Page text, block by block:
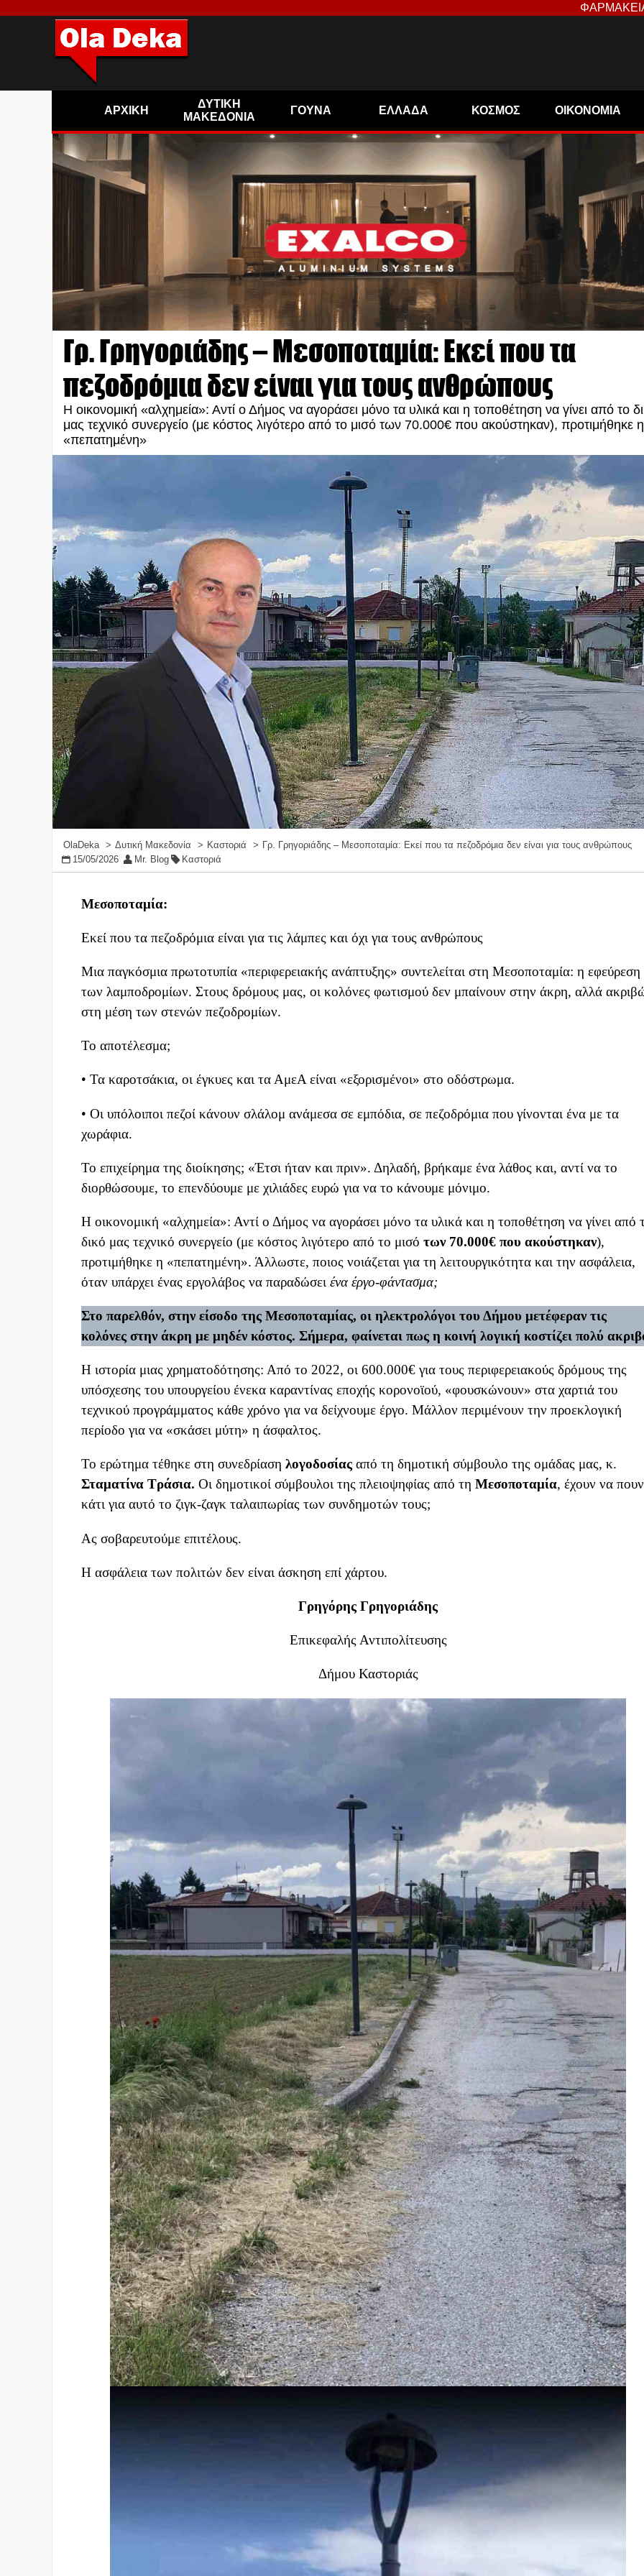
ΑΡΧΙΚΗ
ΔΥΤΙΚΗ
ΜΑΚΕΔΟΝΙΑ
ΓΟΥΝΑ ΕΛΛΑΔΑ ΚΟΣΜΟΣ ΟΙΚΟΝΟΜΙΑ
Γρ. Γρηγοριάδης – Μεσοποταμία: Εκεί που τα
πεζοδρόμια δεν είναι για τους ανθρώπους
Η οικονομική «αλχημεία»: Αντί ο Δήμος να αγοράσει μόνο τα υλικά και η τοποθέτηση να γίνει από το
μας τεχνικό συνεργείο (με κόστος λιγότερο από το μισό των 70.000€ που ακούστηκαν), προτιμήθηκε η
«πεπατημένη»
OlaDeka Δυτική Μακεδονία Καστοριά
Γρ. Γρηγοριάδης – Μεσοποταμία: Εκεί που τα πεζοδρόμια δεν είναι για τους ανθρώπους
15/05/2026
Mr. Blog Καστοριά
Μεσοποταμία:
Εκεί που τα πεζοδρόμια είναι για τις λάμπες και όχι για τους ανθρώπους
Μια παγκόσμια πρωτοτυπία «περιφερειακής ανάπτυξης» συντελείται στη Μεσοποταμία: η εφεύρεση
των λαμποδρομίων. Στους δρόμους μας, οι κολόνες φωτισμού δεν μπαίνουν στην άκρη, αλλά
στη μέση των στενών πεζοδρομίων.
Το αποτέλεσμα;
• Τα καροτσάκια, οι έγκυες και τα ΑμεΑ είναι «εξορισμένοι» στο οδόστρωμα.
• Οι υπόλοιποι πεζοί κάνουν σλάλομ ανάμεσα σε εμπόδια, σε πεζοδρόμια που γίνονται ένα με τα
χωράφια.
Το επιχείρημα της διοίκησης; «Έτσι ήταν και πριν». Δηλαδή, βρήκαμε ένα λάθος και, αντί να το
διορθώσουμε, το επενδύουμε με χιλιάδες ευρώ για να το κάνουμε μόνιμο.
Η οικονομική «αλχημεία»: Αντί ο Δήμος να αγοράσει μόνο τα υλικά και η τοποθέτηση να γίνει από
δικό μας τεχνικό συνεργείο (με κόστος λιγότερο από το μισό των 70.000€ που ακούστηκαν),
προτιμήθηκε η «πεπατημένη». Άλλωστε, ποιος νοιάζεται για τη λειτουργικότητα και την ασφάλεια,
όταν υπάρχει ένας εργολάβος να παραδώσει ένα έργο-φάντασμα;
Στο παρελθόν, στην είσοδο της Μεσοποταμίας, οι ηλεκτρολόγοι του Δήμου μετέφεραν τις
κολόνες στην άκρη με μηδέν κόστος. Σήμερα, φαίνεται πως η κοινή λογική κοστίζει πολύ
Η ιστορία μιας χρηματοδότησης: Από το 2022, οι 600.000€ για τους περιφερειακούς δρόμους της
υπόσχεσης του υπουργείου ένεκα καραντίνας εποχής κορονοϊού, «φουσκώνουν» στα χαρτιά του
τεχνικού προγράμματος κάθε χρόνο για να δείχνουμε έργο. Μάλλον περιμένουν την προεκλογική
περίοδο για να «σκάσει μύτη» η άσφαλτος.
Το ερώτημα τέθηκε στη συνεδρίαση λογοδοσίας από τη δημοτική σύμβουλο της ομάδας μας, κ.
Σταματίνα Τράσια. Οι δημοτικοί σύμβουλοι της πλειοψηφίας από τη Μεσοποταμία, έχουν να πουν
κάτι για αυτό το ζιγκ-ζαγκ ταλαιπωρίας των συνδημοτών τους;
Ας σοβαρευτούμε επιτέλους.
Η ασφάλεια των πολιτών δεν είναι άσκηση επί χάρτου.
Γρηγόρης Γρηγοριάδης
Επικεφαλής Αντιπολίτευσης
Δήμου Καστοριάς